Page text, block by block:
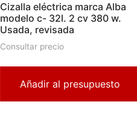
Cizalla eléctrica marca Alba
modelo c- 32l. 2 cv 380 w.
Usada, revisada
Consultar precio
Añadir al presupuesto